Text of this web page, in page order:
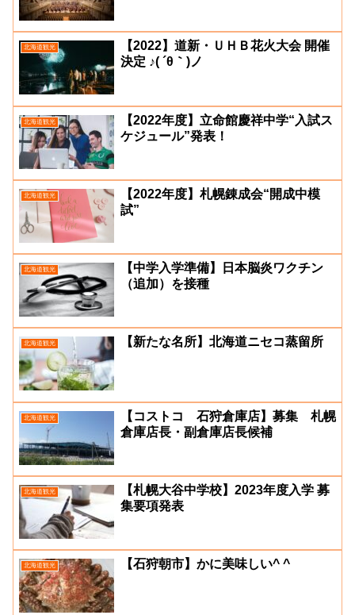
北海道観光
【2022】道新・ＵＨＢ花火大会 開催
決定 ♪( ´θ｀)ノ
北海道観光
【2022年度】立命館慶祥中学“入試ス
ケジュール”発表！
北海道観光
【2022年度】札幌錬成会“開成中模
試”
北海道観光
【中学入学準備】日本脳炎ワクチン
（追加）を接種
北海道観光 【新たな名所】北海道ニセコ蒸留所
北海道観光
【コストコ 石狩倉庫店】募集 札幌
倉庫店長・副倉庫店長候補
北海道観光
【札幌大谷中学校】2023年度入学 募
集要項発表
北海道観光 【石狩朝市】かに美味しい^ ^